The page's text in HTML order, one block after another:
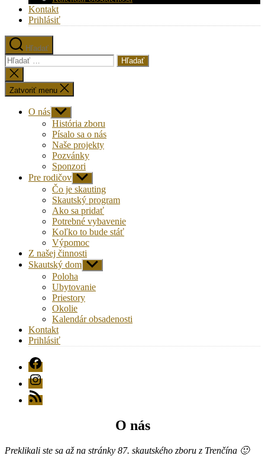
Kontakt
Prihlásiť
Hľadať
Vyhľadať:
Zatvoriť
vyhľadávanie
Zatvoriť menu
O nás Zobraziť
druhú
úroveň
navigácie
História zboru
Písalo sa o nás
Naše projekty
Pozvánky
Sponzori
Pre rodičov Zobraziť
druhú
úroveň
navigácie
Čo je skauting
Skautský program
Ako sa pridať
Potrebné vybavenie
Koľko to bude stáť
Výpomoc
Z našej činnosti
Skautský dom Zobraziť
druhú
úroveň
navigácie
Poloha
Ubytovanie
Priestory
Okolie
Kalendár obsadenosti
Kontakt
Prihlásiť
FB
Instagram
RSS
O nás
Preklikali ste sa až na stránky 87. skautského zboru z Trenčína 🙂